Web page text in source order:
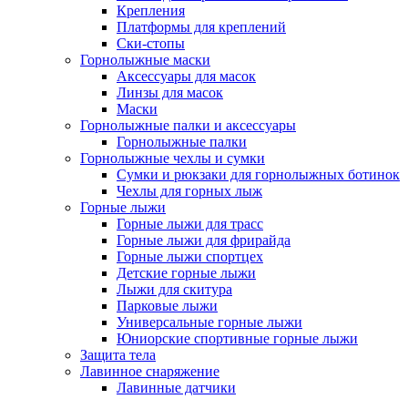
Крепления
Платформы для креплений
Ски-стопы
Горнолыжные маски
Аксессуары для масок
Линзы для масок
Маски
Горнолыжные палки и аксессуары
Горнолыжные палки
Горнолыжные чехлы и сумки
Сумки и рюкзаки для горнолыжных ботинок
Чехлы для горных лыж
Горные лыжи
Горные лыжи для трасс
Горные лыжи для фрирайда
Горные лыжи спортцех
Детские горные лыжи
Лыжи для скитура
Парковые лыжи
Универсальные горные лыжи
Юниорские спортивные горные лыжи
Защита тела
Лавинное снаряжение
Лавинные датчики